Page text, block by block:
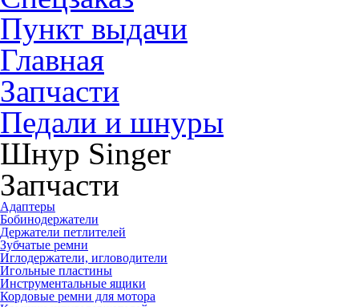
Пункт выдачи
Главная
Запчасти
Педали и шнуры
Шнур Singer
Запчасти
Адаптеры
Бобинодержатели
Держатели петлителей
Зубчатые ремни
Иглодержатели, игловодители
Игольные пластины
Инструментальные ящики
Кордовые ремни для мотора